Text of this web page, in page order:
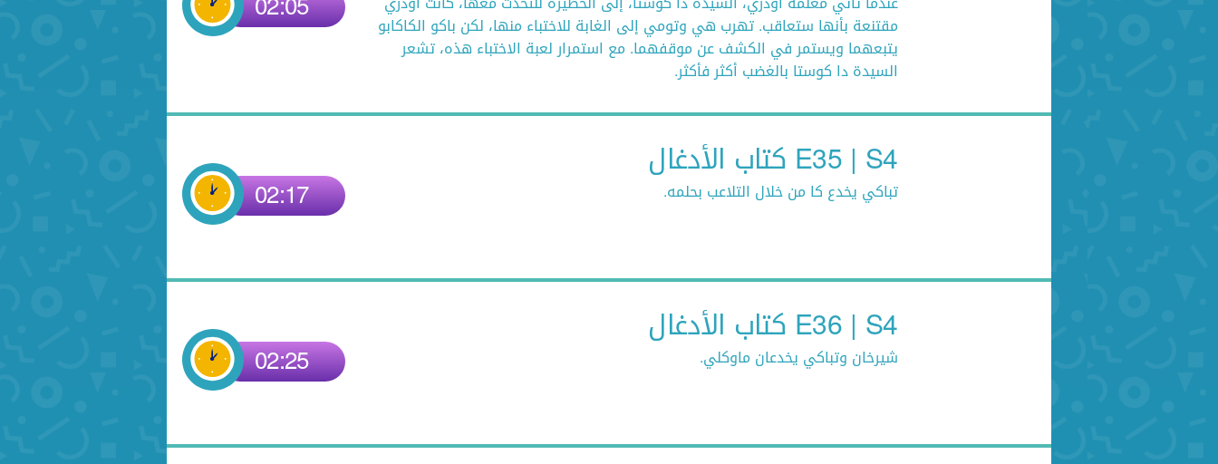
مقتنعة بأنها ستعاقب. تهرب هي وتومي إلى الغابة للاختباء منها، لكن باكو الكاكابو
يتبعهما ويستمر في الكشف عن موقفهما. مع استمرار لعبة الاختباء هذه، تشعر
السيدة دا كوستا بالغضب أكثر فأكثر.
E35 | S4 كتاب الأدغال
تباكي يخدع كا من خلال التلاعب بحلمه. 02:17
E36 | S4 كتاب الأدغال
شيرخان وتباكي يخدعان ماوكلي. 02:25